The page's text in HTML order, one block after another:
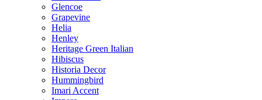
Glencoe
Grapevine
Helia
Henley
Heritage Green Italian
Hibiscus
Historia Decor
Hummingbird
Imari Accent